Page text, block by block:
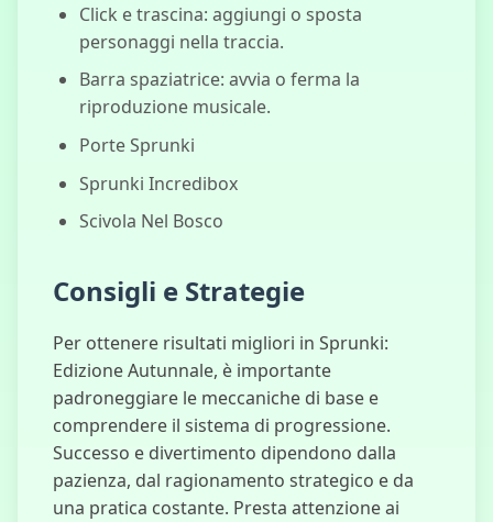
Click e trascina: aggiungi o sposta
personaggi nella traccia.
Barra spaziatrice: avvia o ferma la
riproduzione musicale.
Porte Sprunki
Sprunki Incredibox
Scivola Nel Bosco
Consigli e Strategie
Per ottenere risultati migliori in Sprunki:
Edizione Autunnale, è importante
padroneggiare le meccaniche di base e
comprendere il sistema di progressione.
Successo e divertimento dipendono dalla
pazienza, dal ragionamento strategico e da
una pratica costante. Presta attenzione ai